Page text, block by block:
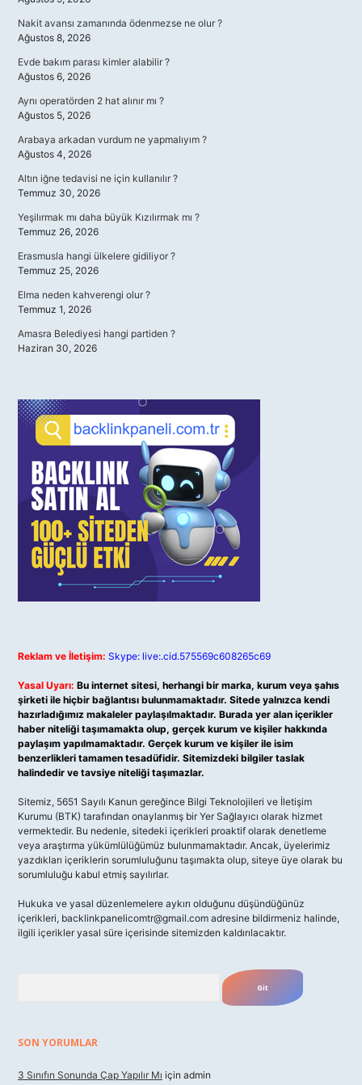
Nakit avansı zamanında ödenmezse ne olur ?
Ağustos 8, 2026
Evde bakım parası kimler alabilir ?
Ağustos 6, 2026
Aynı operatörden 2 hat alınır mı ?
Ağustos 5, 2026
Arabaya arkadan vurdum ne yapmalıyım ?
Ağustos 4, 2026
Altın iğne tedavisi ne için kullanılır ?
Temmuz 30, 2026
Yeşilırmak mı daha büyük Kızılırmak mı ?
Temmuz 26, 2026
Erasmusla hangi ülkelere gidiliyor ?
Temmuz 25, 2026
Elma neden kahverengi olur ?
Temmuz 1, 2026
Amasra Belediyesi hangi partiden ?
Haziran 30, 2026
Reklam ve İletişim: Skype: live:.cid.575569c608265c69
Yasal Uyarı: Bu internet sitesi, herhangi bir marka, kurum veya şahıs
şirketi ile hiçbir bağlantısı bulunmamaktadır. Sitede yalnızca kendi
hazırladığımız makaleler paylaşılmaktadır. Burada yer alan içerikler
haber niteliği taşımamakta olup, gerçek kurum ve kişiler hakkında
paylaşım yapılmamaktadır. Gerçek kurum ve kişiler ile isim
benzerlikleri tamamen tesadüfidir. Sitemizdeki bilgiler taslak
halindedir ve tavsiye niteliği taşımazlar.
Sitemiz, 5651 Sayılı Kanun gereğince Bilgi Teknolojileri ve İletişim
Kurumu (BTK) tarafından onaylanmış bir Yer Sağlayıcı olarak hizmet
vermektedir. Bu nedenle, sitedeki içerikleri proaktif olarak denetleme
veya araştırma yükümlülüğümüz bulunmamaktadır. Ancak, üyelerimiz
yazdıkları içeriklerin sorumluluğunu taşımakta olup, siteye üye olarak bu
sorumluluğu kabul etmiş sayılırlar.
Hukuka ve yasal düzenlemelere aykırı olduğunu düşündüğünüz
içerikleri, backlinkpanelicomtr@gmail.com adresine bildirmeniz halinde,
ilgili içerikler yasal süre içerisinde sitemizden kaldırılacaktır.
SON YORUMLAR
3 Sınıfın Sonunda Çap Yapılır Mı için admin